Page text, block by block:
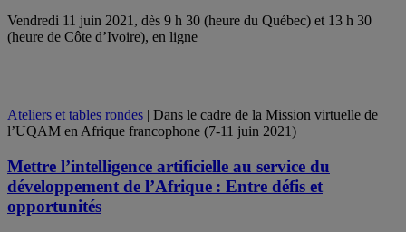
Vendredi 11 juin 2021, dès 9 h 30 (heure du Québec) et 13 h 30
(heure de Côte d’Ivoire), en ligne
Ateliers et tables rondes | Dans le cadre de la Mission virtuelle de
l’UQAM en Afrique francophone (7-11 juin 2021)
Mettre l’intelligence artificielle au service du
développement de l’Afrique : Entre défis et
opportunités